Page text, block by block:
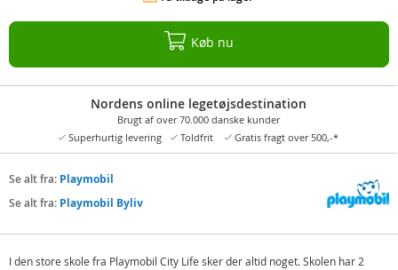
Køb nu
Nordens online legetøjsdestination
Brugt af over 70.000 danske kunder
Superhurtig levering
Toldfrit Gratis fragt over 500,-*
Se alt fra: Playmobil
Se alt fra: Playmobil Byliv
I den store skole fra Playmobil City Life sker der altid noget. Skolen har 2